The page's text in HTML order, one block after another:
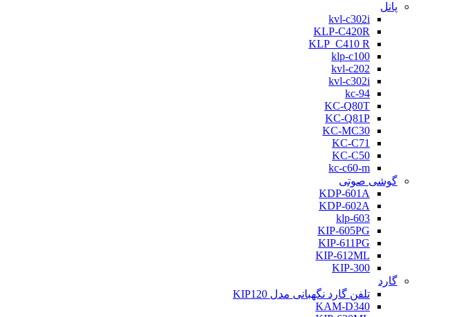
پانل
kvl-c302i
KLP-C420R
KLP_C410 R
klp-c100
kvl-c202
kvl-c302i
kc-94
KC-Q80T
KC-Q81P
KC-MC30
KC-C71
KC-C50
kc-c60-m
گوشی صوتی
KDP-601A
KDP-602A
klp-603
KIP-605PG
KIP-611PG
KIP-612ML
KIP-300
گارد
تلفن گارد نگهبانی مدل KIP120
KAM-D340